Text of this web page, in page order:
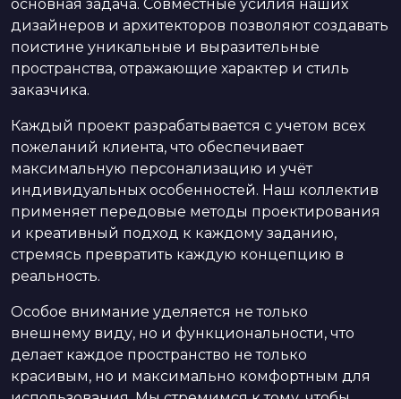
основная задача. Совместные усилия наших
дизайнеров и архитекторов позволяют создавать
поистине уникальные и выразительные
пространства, отражающие характер и стиль
заказчика.
Каждый проект разрабатывается с учетом всех
пожеланий клиента, что обеспечивает
максимальную персонализацию и учёт
индивидуальных особенностей. Наш коллектив
применяет передовые методы проектирования
и креативный подход к каждому заданию,
стремясь превратить каждую концепцию в
реальность.
Особое внимание уделяется не только
внешнему виду, но и функциональности, что
делает каждое пространство не только
красивым, но и максимально комфортным для